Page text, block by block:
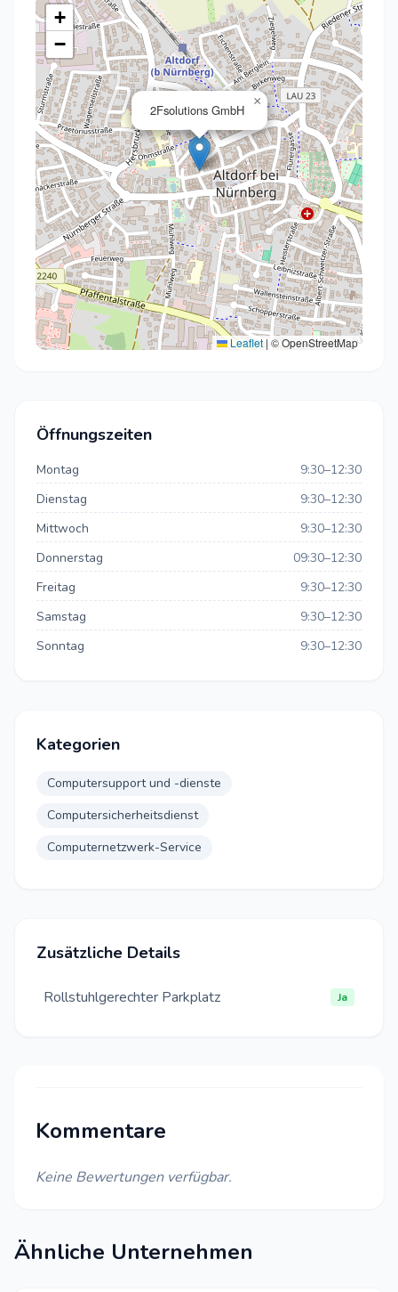
2Fsolutions GmbH
×
+
−
Leaflet | © OpenStreetMap
Öffnungszeiten
Montag
9:30–12:30
Dienstag
9:30–12:30
Mittwoch
9:30–12:30
Donnerstag
09:30–12:30
Freitag
9:30–12:30
Samstag
9:30–12:30
Sonntag
9:30–12:30
Kategorien
Computersupport und -dienste
Computersicherheitsdienst
Computernetzwerk-Service
Zusätzliche Details
Rollstuhlgerechter Parkplatz Ja
Kommentare
Keine Bewertungen verfügbar.
Ähnliche Unternehmen